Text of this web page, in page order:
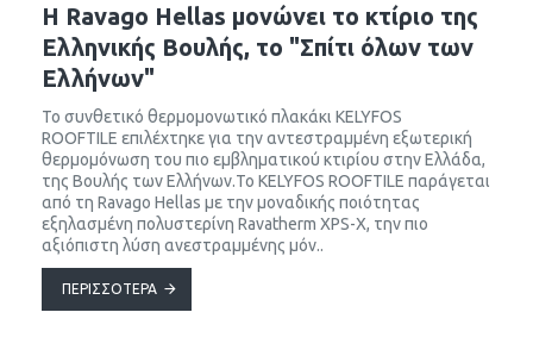
H Ravago Hellas μονώνει το κτίριο της
Ελληνικής Βουλής, το "Σπίτι όλων των
Ελλήνων"
Το συνθετικό θερμομονωτικό πλακάκι KELYFOS
ROOFTILE επιλέχτηκε για την αντεστραμμένη εξωτερική
θερμομόνωση του πιο εμβληματικού κτιρίου στην Ελλάδα,
της Βουλής των Ελλήνων.Το KELYFOS ROOFTILE παράγεται
από τη Ravago Hellas με την μοναδικής ποιότητας
εξηλασμένη πολυστερίνη Ravatherm XPS-X, την πιο
αξιόπιστη λύση ανεστραμμένης μόν..
ΠΕΡΙΣΣΌΤΕΡΑ